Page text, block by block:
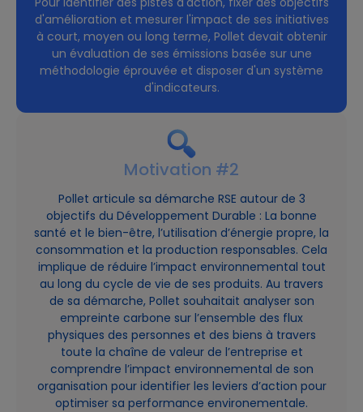
d'amélioration et mesurer l'impact de ses initiatives
à court, moyen ou long terme, Pollet devait obtenir
un évaluation de ses émissions basée sur une
méthodologie éprouvée et disposer d'un système
d'indicateurs.
Motivation #2
Pollet articule sa démarche RSE autour de 3
objectifs du Développement Durable : La bonne
santé et le bien-être, l’utilisation d’énergie propre, la
consommation et la production responsables. Cela
implique de réduire l’impact environnemental tout
au long du cycle de vie de ses produits. Au travers
de sa démarche, Pollet souhaitait analyser son
empreinte carbone sur l’ensemble des flux
physiques des personnes et des biens à travers
toute la chaîne de valeur de l’entreprise et
comprendre l’impact environnemental de son
organisation pour identifier les leviers d’action pour
optimiser sa performance environementale.